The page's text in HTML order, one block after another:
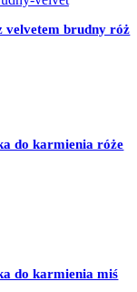
velvetem brudny róż
do karmienia róże
do karmienia miś